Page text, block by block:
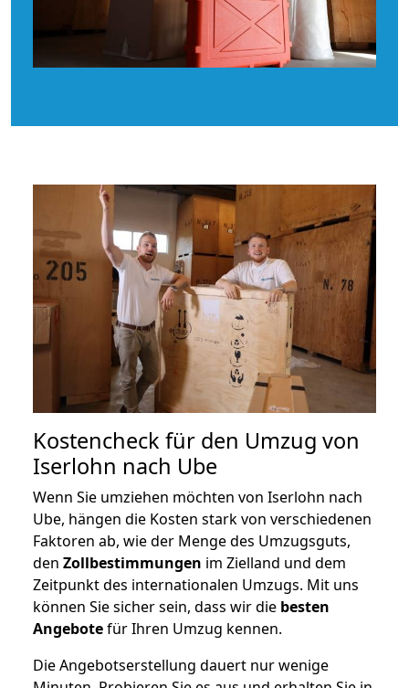
Kostencheck für den Umzug von
Iserlohn nach Ube
Wenn Sie umziehen möchten von Iserlohn nach
Ube, hängen die Kosten stark von verschiedenen
Faktoren ab, wie der Menge des Umzugsguts,
den Zollbestimmungen im Zielland und dem
Zeitpunkt des internationalen Umzugs. Mit uns
können Sie sicher sein, dass wir die besten
Angebotefür Ihren Umzug kennen.
Die Angebotserstellung dauert nur wenige